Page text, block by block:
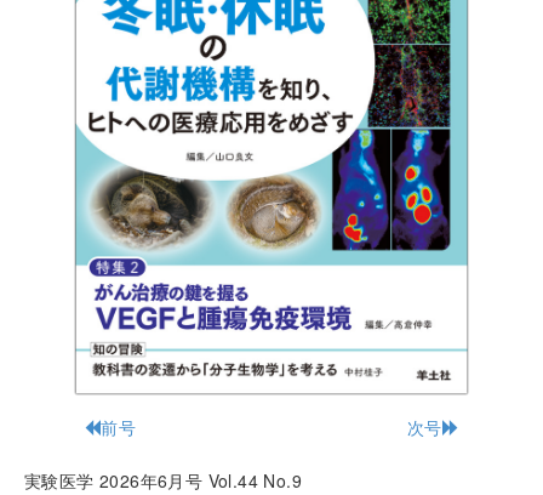
前号 次号
実験医学 2026年6月号 Vol.44 No.9